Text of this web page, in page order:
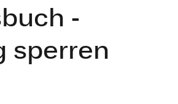
-
sperren